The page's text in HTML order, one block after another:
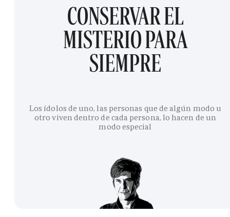
CONSERVAR EL
MISTERIO PARA
SIEMPRE
Los ídolos de uno, las personas que de algún modo u
otro viven dentro de cada persona, lo hacen de un
modo especial